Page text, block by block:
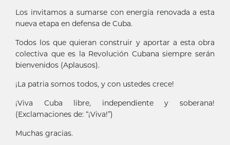
Los invitamos a sumarse con energía renovada a esta
nueva etapa en defensa de Cuba.
Todos los que quieran construir y aportar a esta obra
colectiva que es la Revolución Cubana siempre serán
bienvenidos (Aplausos).
¡La patria somos todos, y con ustedes crece!
¡Viva Cuba libre, independiente y soberana!
(Exclamaciones de: “¡Viva!”)
Muchas gracias.